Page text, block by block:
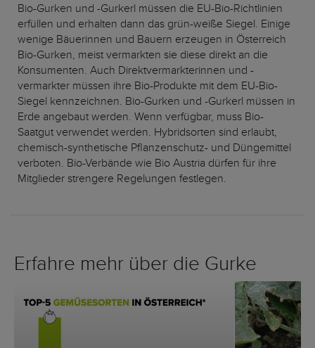
Bio-Gurken und -Gurkerl müssen die EU-Bio-Richtlinien
erfüllen und erhalten dann das grün-weiße Siegel. Einige
wenige Bäuerinnen und Bauern erzeugen in Österreich
Bio-Gurken, meist vermarkten sie diese direkt an die
Konsumenten. Auch Direktvermarkterinnen und -
vermarkter müssen ihre Bio-Produkte mit dem EU-Bio-
Siegel kennzeichnen. Bio-Gurken und -Gurkerl müssen in
Erde angebaut werden. Wenn verfügbar, muss Bio-
Saatgut verwendet werden. Hybridsorten sind erlaubt,
chemisch-synthetische Pflanzenschutz- und Düngemittel
verboten. Bio-Verbände wie Bio Austria dürfen für ihre
Mitglieder strengere Regelungen festlegen.
Erfahre mehr über die Gurke